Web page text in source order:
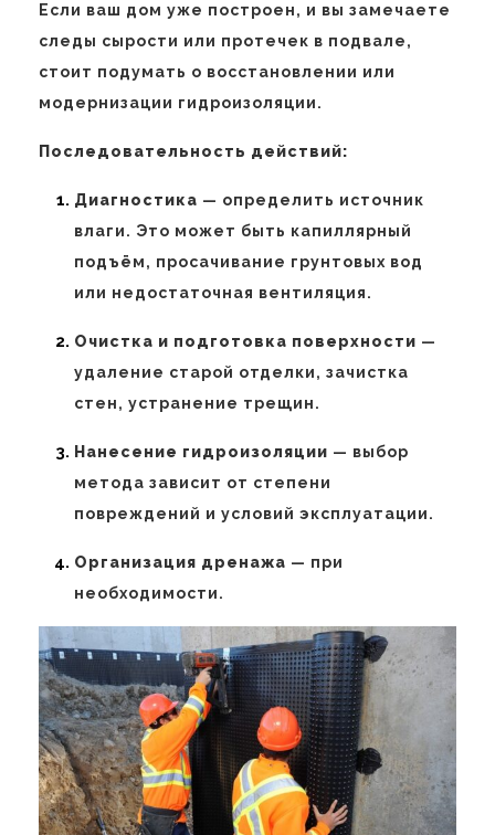
Если ваш дом уже построен, и вы замечаете
следы сырости или протечек в подвале,
стоит подумать о восстановлении или
модернизации гидроизоляции.
Последовательность действий:
Диагностика — определить источник
влаги. Это может быть капиллярный
подъём, просачивание грунтовых вод
или недостаточная вентиляция.
Очистка и подготовка поверхности —
удаление старой отделки, зачистка
стен, устранение трещин.
Нанесение гидроизоляции — выбор
метода зависит от степени
повреждений и условий эксплуатации.
Организация дренажа — при
необходимости.